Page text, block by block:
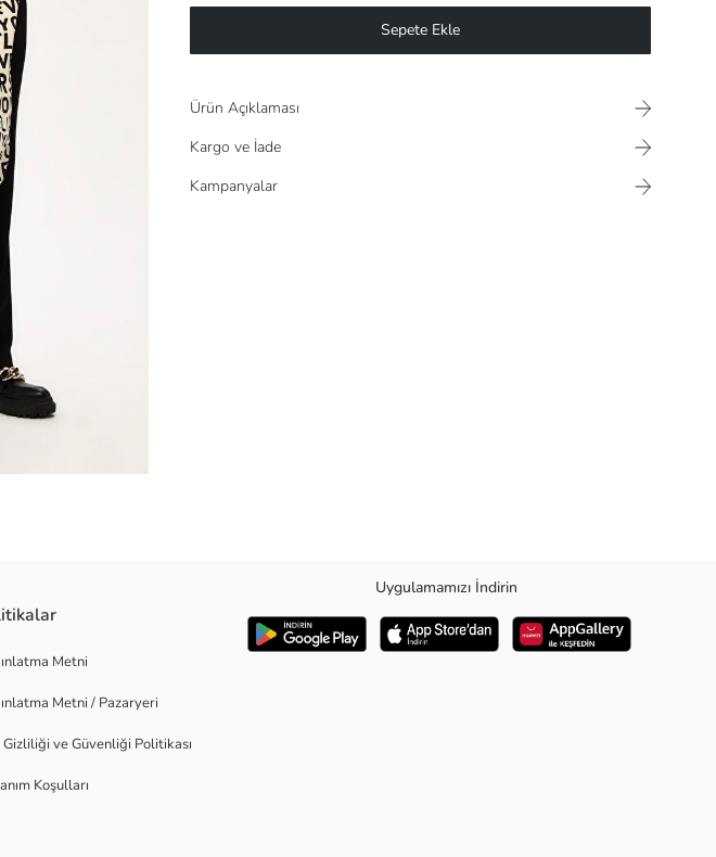
Sepete Ekle
Ürün Açıklaması
Kargo ve İade
Kampanyalar
EDİNİZ. Ölçü:46x48x15cm 15cm tam körüklüdür (Sağ-sol-alt). Kulp uzunluğu 60cm. Kumaş: 280gr.
Modern ve şık görünümü ile kombinlerinizi tamamlayabilirsiniz.
Metni
Metni / Pazaryeri
Gizliliği ve Güvenliği Politikası
Koşulları
Uygulamamızı İndirin